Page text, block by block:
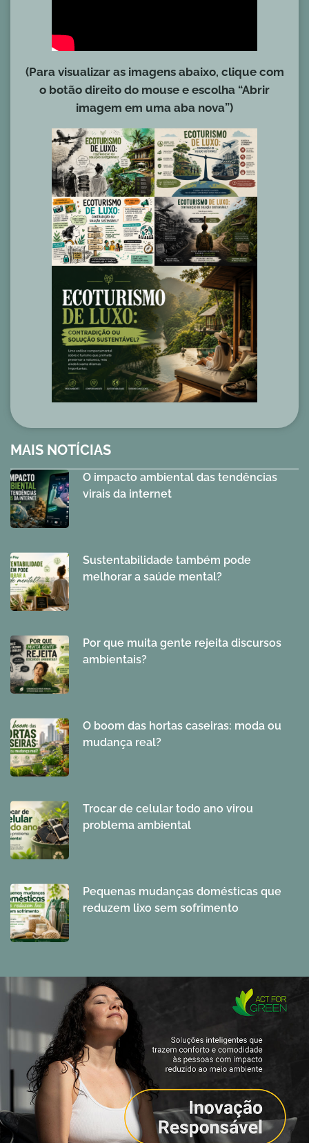
MAIS NOTÍCIAS
O impacto ambiental das tendências
virais da internet
Sustentabilidade também pode
melhorar a saúde mental?
Por que muita gente rejeita discursos
ambientais?
O boom das hortas caseiras: moda ou
mudança real?
Trocar de celular todo ano virou
problema ambiental
Pequenas mudanças domésticas que
reduzem lixo sem sofrimento
(Para visualizar as imagens abaixo, clique com
o botão direito do mouse e escolha “Abrir
imagem em uma aba nova”)